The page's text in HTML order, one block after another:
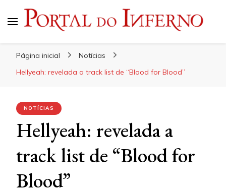
Página inicial
Notícias
Hellyeah: revelada a track list de “Blood for Blood”
NOTÍCIAS
Hellyeah: revelada a
track list de “Blood for
Blood”